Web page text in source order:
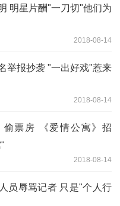
明星片酬"一刀切"他们为
2018-08-14
举报抄袭 "一出好戏"惹来
2018-08-14
偷票房 《爱情公寓》招
2018-08-14
员辱骂记者 只是"个人行